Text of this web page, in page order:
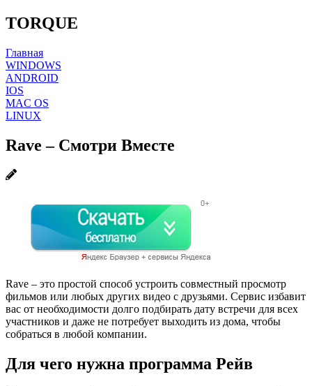
TORQUE
Главная
WINDOWS
ANDROID
IOS
MAC OS
LINUX
Rave – Смотри Вместе
Rave – это простой способ устроить совместный просмотр
фильмов или любых других видео с друзьями. Сервис избавит
вас от необходимости долго подбирать дату встречи для всех
участников и даже не потребует выходить из дома, чтобы
собраться в любой компании.
Для чего нужна программа Рейв